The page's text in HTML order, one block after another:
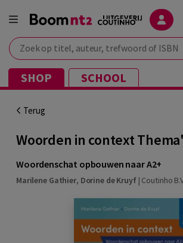
Zoek op titel, auteur, trefwoord of ISBN
SHOP SCHOOL
Terug
Woorden in context
Woordenschat opbouwen naar A2+
Marilene Gathier, Dorine de Kruyf| Coutinho